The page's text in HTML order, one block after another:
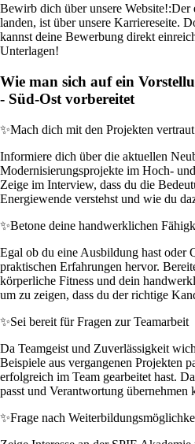
Bewirb dich über unsere Website!:Der
landen, ist über unsere Karriereseite.
kannst deine Bewerbung direkt
Unterlagen!
Wie man sich auf ein
- Süd-Ost vorbereitet
✨Mach dich mit den Projekten vertraut
Informiere dich über die aktuellen
Modernisierungsprojekte im Hoch-
Zeige im Interview, dass du die
Energiewende verstehst und wie du
✨Betone deine handwerklichen
Egal ob du eine Ausbildung hast oder
praktischen Erfahrungen hervor.
körperliche Fitness und dein
um zu zeigen, dass du der richtige
✨Sei bereit für Fragen zur Teamarbeit
Da Teamgeist und Zuverlässigkeit
Beispiele aus vergangenen Projekten
erfolgreich im Team gearbeitet hast.
passt und Verantwortung übernehmen
✨Frage nach